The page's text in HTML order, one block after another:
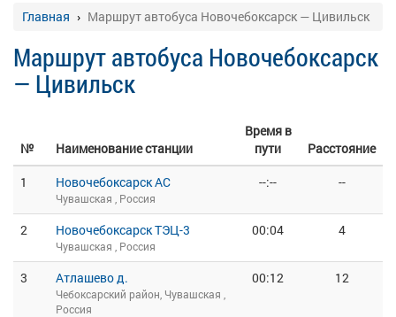
Главная Маршрут автобуса Новочебоксарск — Цивильск
Маршрут автобуса Новочебоксарск
— Цивильск
№ Наименование станции
Время в
пути
Расстояние
1
Новочебоксарск АС
Чувашская , Россия
--:-- --
2 Новочебоксарск ТЭЦ-3
Чувашская , Россия
00:04 4
3 Атлашево д.
Чебоксарский район, Чувашская ,
Россия
00:12 12